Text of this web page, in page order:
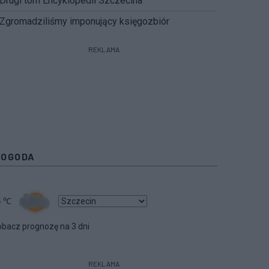
Zgromadziliśmy imponujący księgozbiór
REKLAMA
℃
prognozę na 3 dni
REKLAMA